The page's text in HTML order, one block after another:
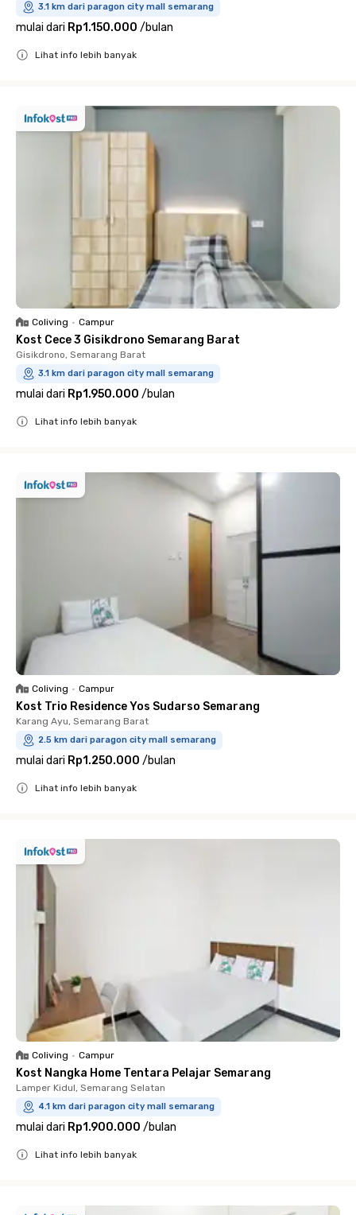
3.1 km dari paragon city mall semarang
mulai dari Rp1.150.000 /bulan
Lihat info lebih banyak
Coliving • Campur
Kost Cece 3 Gisikdrono Semarang Barat
Gisikdrono, Semarang Barat
3.1 km dari paragon city mall semarang
mulai dari Rp1.950.000 /bulan
Lihat info lebih banyak
Coliving • Campur
Kost Trio Residence Yos Sudarso Semarang
Karang Ayu, Semarang Barat
2.5 km dari paragon city mall semarang
mulai dari Rp1.250.000 /bulan
Lihat info lebih banyak
Coliving • Campur
Kost Nangka Home Tentara Pelajar Semarang
Lamper Kidul, Semarang Selatan
4.1 km dari paragon city mall semarang
mulai dari Rp1.900.000 /bulan
Lihat info lebih banyak